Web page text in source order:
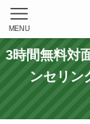
MENU
3時間無料対
ンセリン